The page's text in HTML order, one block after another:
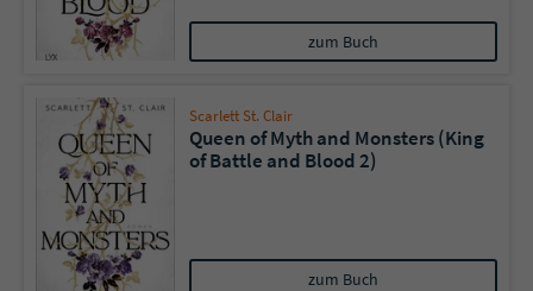
zum Buch
Scarlett St. Clair
Queen of Myth and Monsters (King
of Battle and Blood 2)
zum Buch